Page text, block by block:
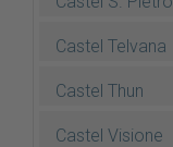
Castel Telvana
Castel Thun
Castel Visione